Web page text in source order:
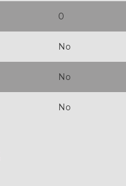
0
No
No
No